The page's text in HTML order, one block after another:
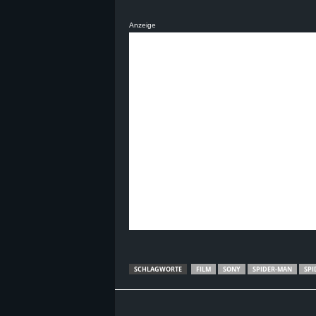
B
Anzeige
SCHLAGWORTE FILM SONY SPIDER-MAN